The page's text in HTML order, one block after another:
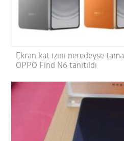
Ekran kat izini neredeyse
OPPO Find N6 tanıtıldı